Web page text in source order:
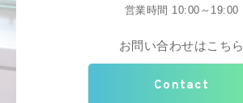
営業時間 10:00～19:00
お問い合わせはこちら
Contact